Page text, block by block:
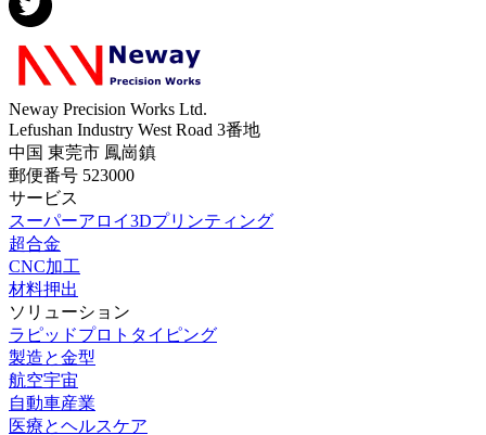
Neway Precision Works Ltd.
Lefushan Industry West Road 3番地
中国 東莞市 鳳崗鎮
郵便番号 523000
サービス
スーパーアロイ3Dプリンティング
超合金
CNC加工
材料押出
ソリューション
ラピッドプロトタイピング
製造と金型
航空宇宙
自動車産業
医療とヘルスケア